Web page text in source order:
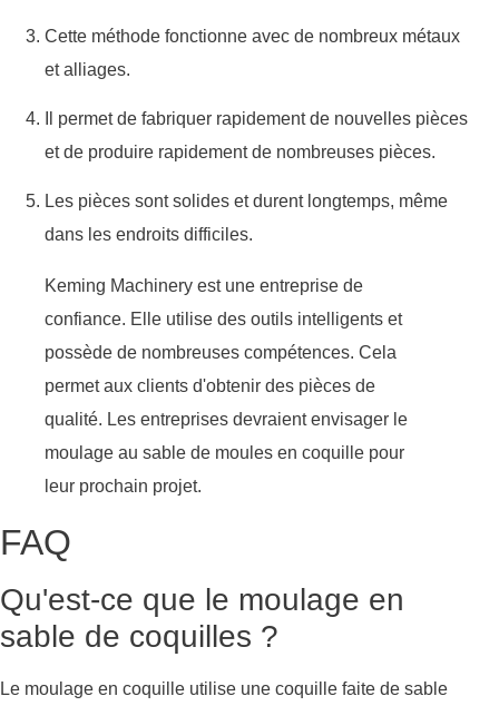
Cette méthode fonctionne avec de nombreux métaux
et alliages.
Il permet de fabriquer rapidement de nouvelles pièces
et de produire rapidement de nombreuses pièces.
Les pièces sont solides et durent longtemps, même
dans les endroits difficiles.
Keming Machinery est une entreprise de
confiance. Elle utilise des outils intelligents et
possède de nombreuses compétences. Cela
permet aux clients d'obtenir des pièces de
qualité. Les entreprises devraient envisager le
moulage au sable de moules en coquille pour
leur prochain projet.
FAQ
Qu'est-ce que le moulage en
sable de coquilles ?
Le moulage en coquille utilise une coquille faite de sable